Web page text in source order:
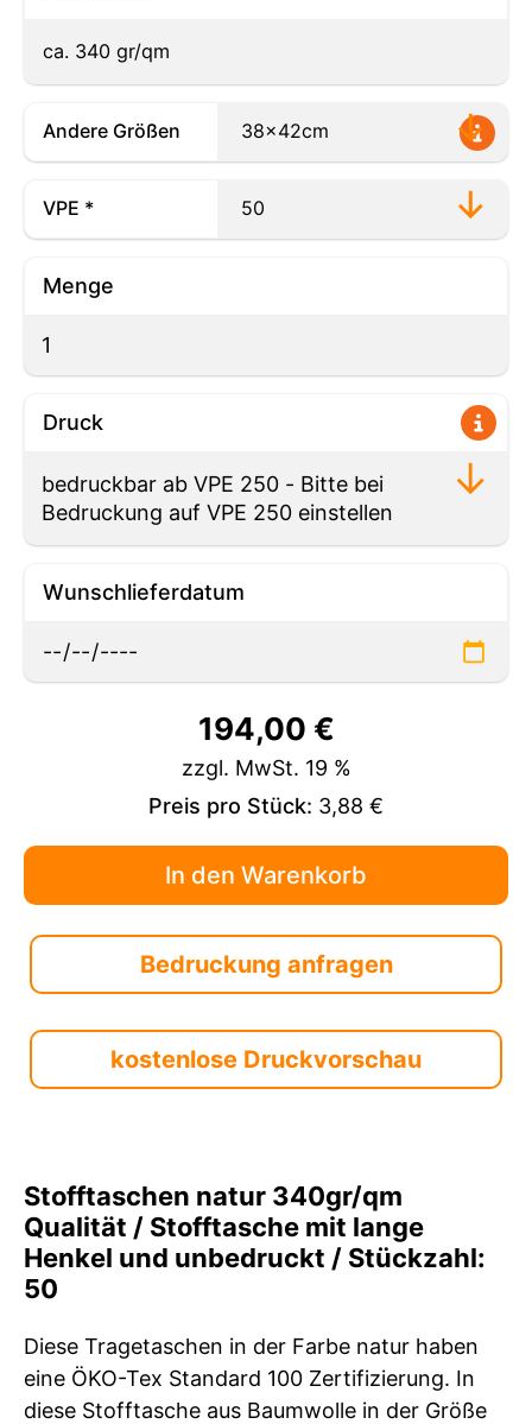
ca. 340 gr/qm
Andere Größen
VPE *
Menge
Druck
Wunschlieferdatum
194,00 €
zzgl. MwSt. 19 %
Preis pro Stück: 3,88 €
Bedruckung anfragen
kostenlose Druckvorschau
Stofftaschen natur 340gr/qm
Qualität / Stofftasche mit lange
Henkel und unbedruckt / Stückzahl:
50
Diese Tragetaschen in der Farbe natur haben
eine ÖKO-Tex Standard 100 Zertifizierung. In
diese Stofftasche aus Baumwolle in der Größe